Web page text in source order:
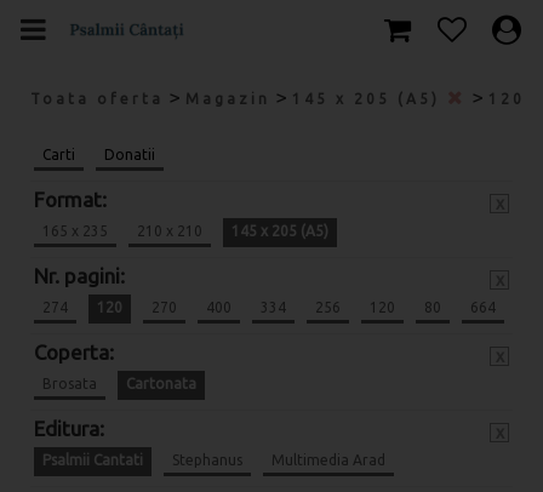
Toata oferta > Magazin > 145 x 205 (A5) > 120
Carti Donatii
Format:
165 x 235 210 x 210 145 x 205 (A5)
Nr. pagini:
274 120 270 400 334 256 120 80 664
Coperta:
Brosata Cartonata
Editura:
Psalmii Cantati Stephanus Multimedia Arad